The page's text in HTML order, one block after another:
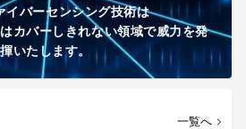
イバーセンシング技術は
カバーしきれない領域で威力を発
揮いたします。
一覧へ